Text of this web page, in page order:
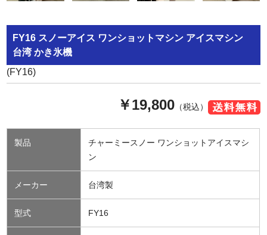
FY16 スノーアイス ワンショットマシン アイスマシン
台湾 かき氷機
(FY16)
￥19,800（税込）
製品
チャーミースノー ワンショットアイスマシ
ン
メーカー 台湾製
型式 FY16